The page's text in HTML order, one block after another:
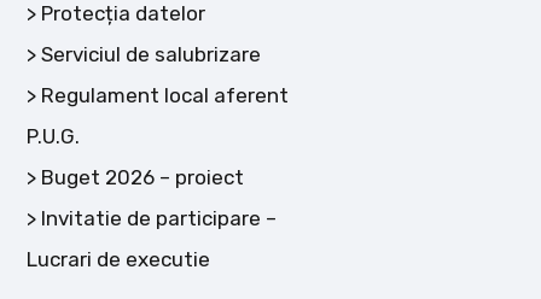
Protecția datelor
Serviciul de salubrizare
Regulament local aferent
P.U.G.
Buget 2026 – proiect
Invitatie de participare –
Lucrari de executie